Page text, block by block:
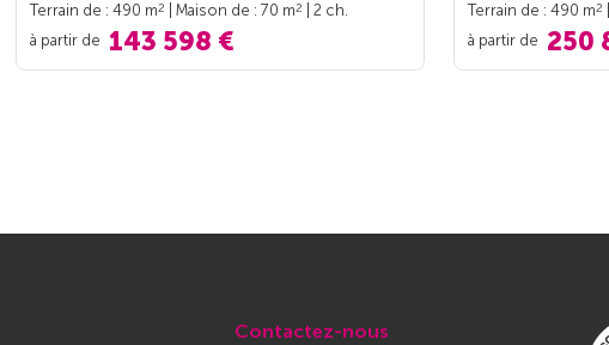
Terrain de : 490 m2 | Maison de : 70 m2
| 2 ch.
à partir de 143 598 €
Terrain de : 490 m2
à partir de 250
Contactez-nous